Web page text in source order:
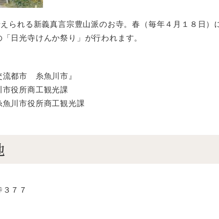
られる新義真言宗豊山派のお寺。春（毎年４月１８日）
日光寺けんか祭り」が行われます。
流都市 糸魚川市』
役所商工観光課
川市役所商工観光課
７７